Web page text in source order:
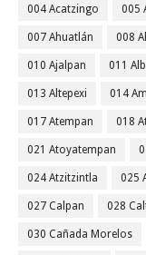
004 Acatzingo 005
007 Ahuatlán 008
010 Ajalpan 011
013 Altepexi 014
017 Atempan 018
021 Atoyatempan
024 Atzitzintla 025
027 Calpan 028
030 Cañada Morelos